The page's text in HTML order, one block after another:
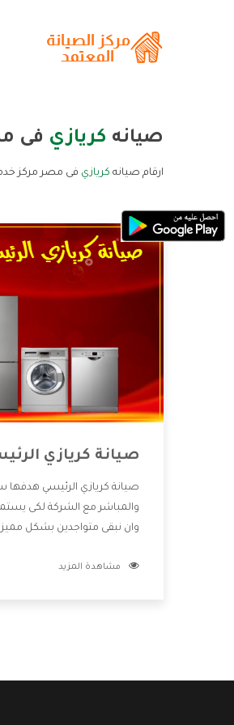
صيانه كريازي فى
ارقام صيانه كريازي فى مصر مركز
صيانة كريازي
صيانة كريازي الرئيسي هدفها
والمباشر مع الشركة لكى
وان نبقى متواجدين بشكل
بالخدمات التى تنفرد الشركة
مشاهدة المزيد